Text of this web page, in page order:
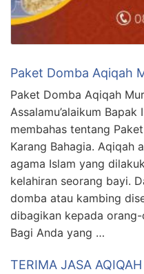
Paket Domba Aqiqah
Paket Domba Aqiqah
Assalamu’alaikum
membahas tentang
Karang Bahagia. Aqiqah
agama Islam yang
kelahiran seorang bayi.
domba atau kambing
dibagikan kepada
Bagi Anda yang …
TERIMA JASA